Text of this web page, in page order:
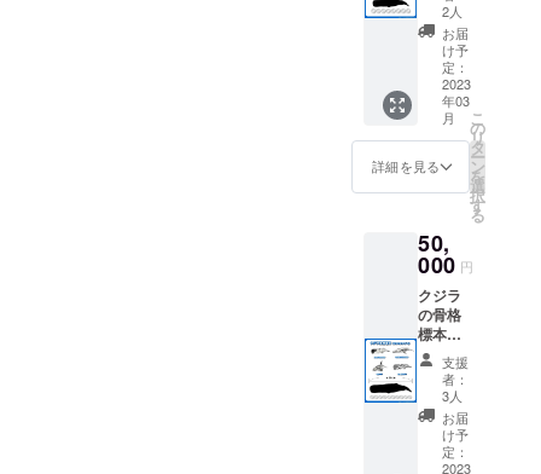
す。 日
時：
2023年
1月28日
（土）
12:00〜
16:30 1
月29日
16:30
場所：
南房総
市和田
町和田
持ち
物：別
途ご連
絡いた
します
さらに
定して
おりま
す。
サンプ
ル画像
は玉骨
標本
マッコ
ウクジ
（10cm
研磨済
み）で
す。
こちら
の商品
は積層
痕が
残った
ままで
のお届
けとな
りま
クジラ
の骨格
標本を
基に制
作した
クジラ
の骨格
構造が
視覚的
にわか
る「玉
本」が
あなた
の家に
届きま
す。 ※
備考欄
にてA B
C Dのい
ずれか
をお選
びくだ
さい
2人
お届
け予
定：
2023
年03
月
詳細を見る
こ
の
リ
タ
ー
ン
を
選
択
す
る
50,
000 円
クジラ
の骨格
標本を
基に制
作した
クジラ
の骨格
構造が
視覚的
にわか
支援
者：
3人
お届
け予
定：
2023